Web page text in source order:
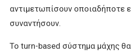
αντιμετωπίσουν οποιαδήποτε
συναντήσουν.
Το turn-based σύστημα μάχης θα